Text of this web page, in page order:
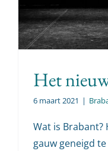
Het
6 maart 2021 |
Wat is Brabant?
gauw geneigd